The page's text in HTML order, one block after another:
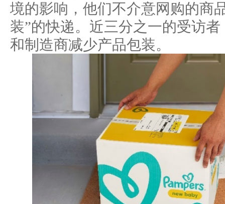
境的影响，他们不介意网购的商
装”的快递。近三分之一的受访
和制造商减少产品包装。